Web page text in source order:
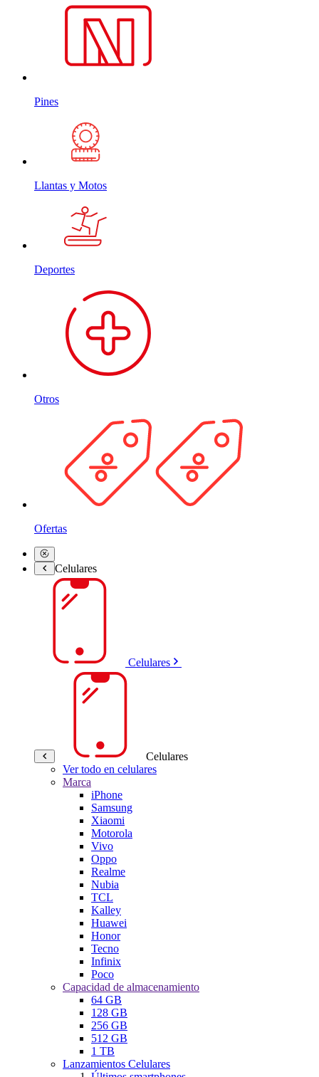
Pines
Llantas y Motos
Deportes
Otros
Ofertas
Celulares
Celulares
Celulares
Ver todo en celulares
Marca
iPhone
Samsung
Xiaomi
Motorola
Vivo
Oppo
Realme
Nubia
TCL
Kalley
Huawei
Honor
Tecno
Infinix
Poco
Capacidad de almacenamiento
64 GB
128 GB
256 GB
512 GB
1 TB
Lanzamientos Celulares